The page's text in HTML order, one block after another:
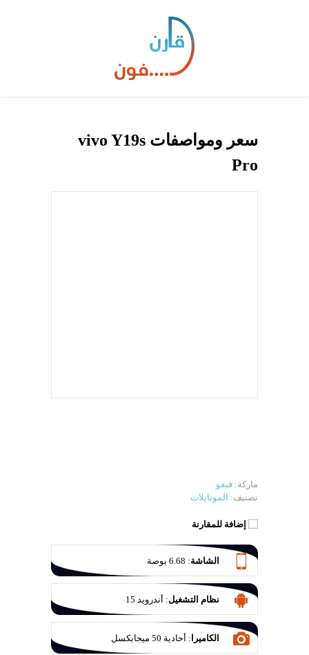
سعر ومواصفات vivo Y19s
Pro
ماركة: فيفو
تصنيف: الموبايلات
إضافة للمقارنة
الشاشة: 6.68 بوصة
نظام التشغيل: أندرويد 15
الكاميرا : أحادية 50 ميجابكسل